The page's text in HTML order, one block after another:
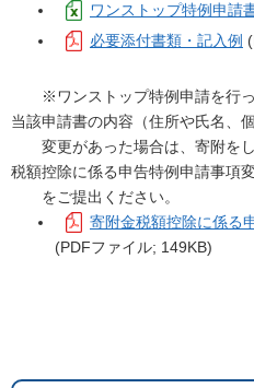
ワンストップ特例申請
必要添付書類・記入例
※ワンストップ特例申請を行っ
当該申請書の内容（住所や氏名、
変更があった場合は、寄附をし
税額控除に係る申告特例申請事項変
をご提出ください。
寄附金税額控除に係る
(PDFファイル; 149KB)